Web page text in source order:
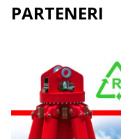
PARTENERI